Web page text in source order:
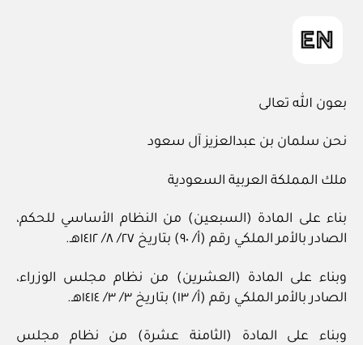
بعون الله تعالى
نحن سلمان بن عبدالعزيز آل سعود
ملك المملكة العربية السعودية
بناء على المادة (السبعين) من النظام الأساسي للحكم،
الصادر بالأمر الملكي رقم (أ/ ٩٠) بتاريخ ٢٧/ ٨/ ١٤١٢هـ.
وبناء على المادة (العشرين) من نظام مجلس الوزراء،
الصادر بالأمر الملكي رقم (أ/ ١٣) بتاريخ ٣/ ٣/ ١٤١٤هـ.
وبناء على المادة (الثامنة عشرة) من نظام مجلس